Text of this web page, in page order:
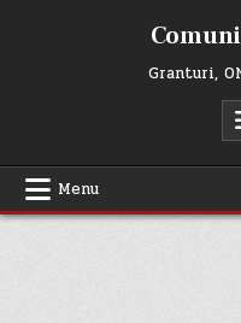
Granturi,
Menu